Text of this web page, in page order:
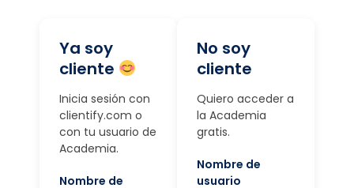
Ya soy
cliente
Inicia sesión con
clientify.com o
con tu usuario de
Academia.
Nombre de
No soy
cliente
Quiero acceder a
la Academia
gratis.
Nombre de
usuario